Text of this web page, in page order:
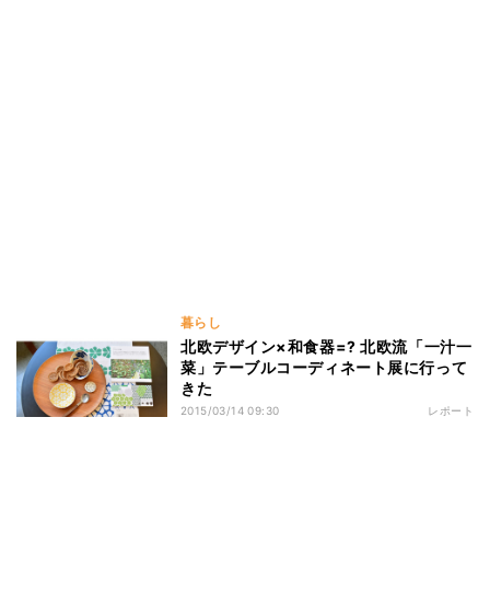
暮らし
北欧デザイン×和食器=? 北欧流「一汁一
菜」テーブルコーディネート展に行って
きた
2015/03/14 09:30 レポート